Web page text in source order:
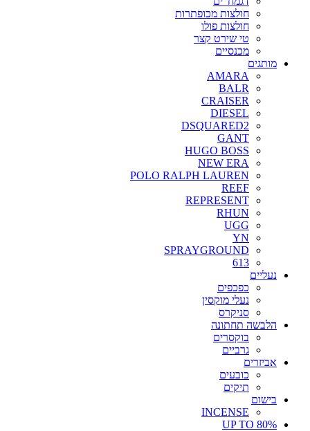
חולצות מכופתרות
חולצות פולו
טי שירט קצר
מכנסיים
מותגים
AMARA
BALR
CRAISER
DIESEL
DSQUARED2
GANT
HUGO BOSS
NEW ERA
POLO RALPH LAUREN
REEF
REPRESENT
RHUN
UGG
YN
SPRAYGROUND
613
נעליים
כפכפים
נעלי מוקסין
סניקרס
הלבשה תחתונה
בוקסרים
גרביים
אביזרים
כובעים
תיקים
בישום
INCENSE
UP TO 80%